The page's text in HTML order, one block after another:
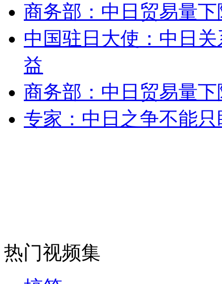
安徽一实载49人客车翻车
消防员救轻生者 花炮节热闹非凡 减压"枕头大战"
商务部：中日贸易量
中国驻日大使：中日
益
商务部：中日贸易量
专家：中日之争不能
热门视频集